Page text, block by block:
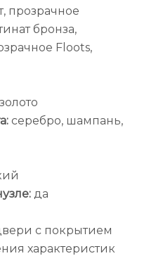
прозрачное
бронза,
Floots,
золото
серебро, шампань,
да
с покрытием
характеристик